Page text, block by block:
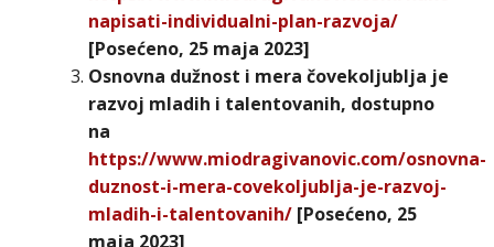
napisati-individualni-plan-razvoja/
[Posećeno, 25 maja 2023]
Osnovna dužnost i mera čovekoljublja je
razvoj mladih i talentovanih, dostupno
na
https://www.miodragivanovic.com/osnovna-
duznost-i-mera-covekoljublja-je-razvoj-
mladih-i-talentovanih/ [Posećeno, 25
maja 2023]